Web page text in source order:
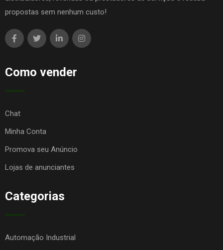
propostas sem nenhum custo!
Como vender
Chat
Minha Conta
Promova seu Anúncio
Lojas de anunciantes
Categorias
Automação Industrial